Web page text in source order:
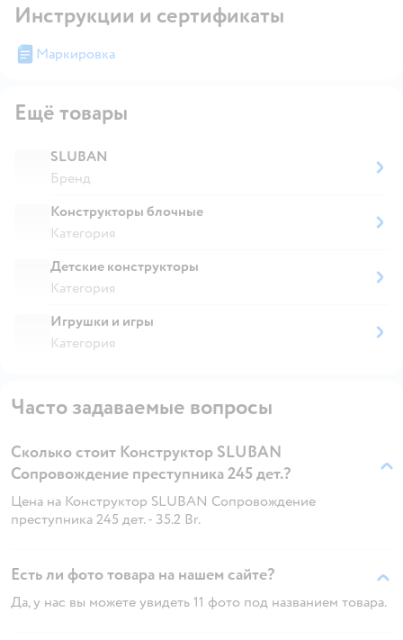
Инструкции и сертификаты
Маркировка
Ещё товары
SLUBAN
Бренд
Конструкторы блочные
Категория
Детские конструкторы
Категория
Игрушки и игры
Категория
Часто задаваемые вопросы
Сколько стоит Конструктор SLUBAN
Сопровождение преступника 245 дет.?
Цена на Конструктор SLUBAN Сопровождение
преступника 245 дет. - 35.2 Br.
Есть ли фото товара на нашем сайте?
Да, у нас вы можете увидеть 11 фото под названием товара.